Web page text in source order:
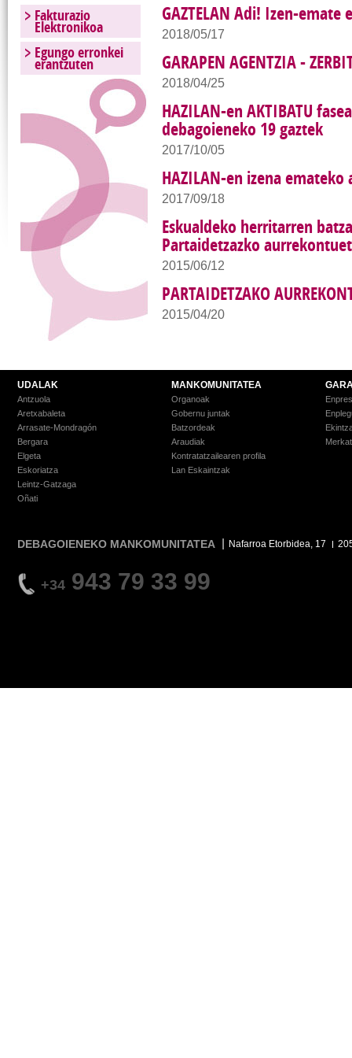
GAZTELAN Adi! Izen-emate
2018/05/17
GARAPEN AGENTZIA -
2018/04/25
HAZILAN-en AKTIBATU
debagoieneko 19 gaztek
2017/10/05
HAZILAN-en izena emateko
2017/09/18
Eskualdeko herritarren
Partaidetzazko
2015/06/12
PARTAIDETZAKO
2015/04/20
Fakturazio
Elektronikoa
Egungo erronkei
erantzuten
UDALAK
Antzuola
Aretxabaleta
Arrasate-Mondragón
Bergara
Elgeta
Eskoriatza
Leintz-Gatzaga
Oñati
MANKOMUNITATEA
Organoak
Gobernu juntak
Batzordeak
Araudiak
Kontratatzailearen profila
Lan Eskaintzak
DEBAGOIENEKO MANKOMUNITATEA Nafarroa Etorbidea, 17
+34 943 79 33 99